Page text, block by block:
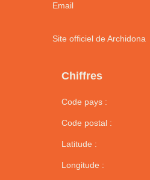
Email
Site officiel de Archidona
Chiffres
Code pays :
Code postal :
Latitude :
Longitude :